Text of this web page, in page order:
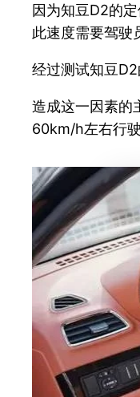
因为知豆D2的
此速度需要驾驶
经过测试知豆
造成这一因素的
60km/h左右行